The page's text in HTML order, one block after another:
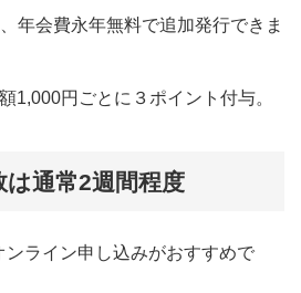
年会費永年無料で追加発行できま
1,000円ごとに３ポイント付与。
は通常2週間程度
ライン申し込みがおすすめで